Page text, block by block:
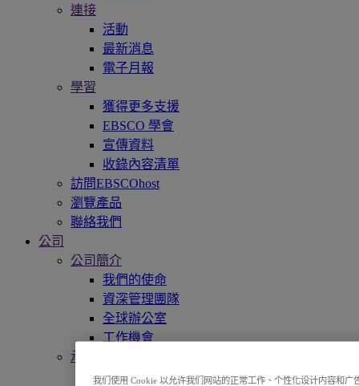
連接
活動
最新消息
電子月報
學習
獲得更多支援
EBSCO 學會
宣傳資料
收錄內容清單
訪問EBSCOhost
瀏覽產品
聯絡我們
公司
公司簡介
我們的使命
資深管理團隊
全球辦公室
工作機會
承諾與責任
無障礙使用
我们使用 Cookie 以允许我们网站的正常工作、个性化设计内容和